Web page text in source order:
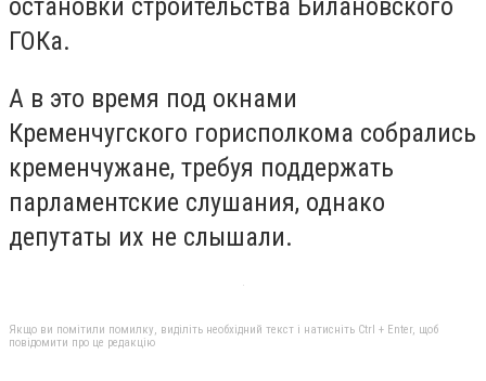
ГОКа.
А в это время под окнами
Кременчугского горисполкома собрались
кременчужане, требуя поддержать
парламентские слушания, однако
депутаты их не слышали.
Якщо ви помітили помилку, виділіть необхідний текст і натисніть Ctrl + Enter, щоб
повідомити про це редакцію